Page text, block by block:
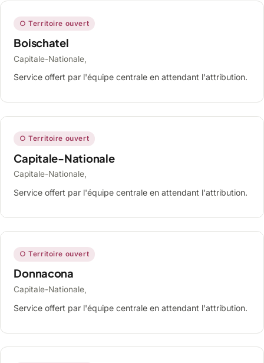
○ Territoire ouvert
Boischatel
Capitale-Nationale,
Service offert par l'équipe centrale en attendant l'attribution.
○ Territoire ouvert
Capitale-Nationale
Capitale-Nationale,
Service offert par l'équipe centrale en attendant l'attribution.
○ Territoire ouvert
Donnacona
Capitale-Nationale,
Service offert par l'équipe centrale en attendant l'attribution.